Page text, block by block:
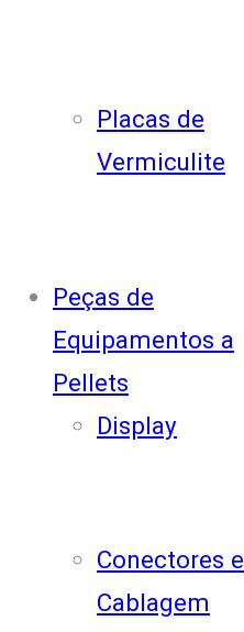
Placas de
Vermiculite
Peças de
Equipamentos a
Pellets
Display
Conectores e
Cablagem